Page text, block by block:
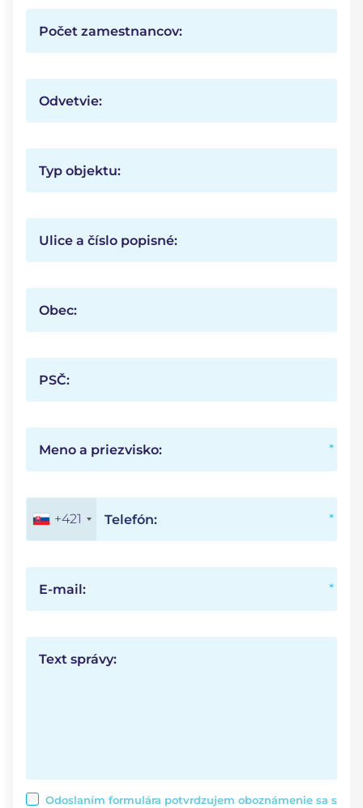
Počet zamestnancov:
Odvetvie:
Typ objektu:
Ulice a číslo popisné:
Obec:
PSČ:
Meno a priezvisko:
Telefón:
+421
E-mail:
Text správy:
Odoslaním formulára potvrdzujem oboznámenie sa s